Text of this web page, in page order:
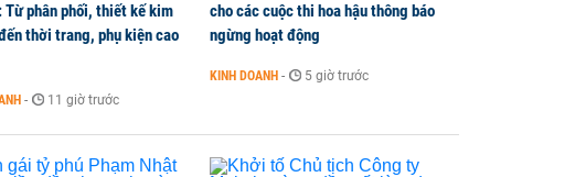
Từ phân phối, thiết kế kim
thời trang, phụ kiện cao
- 11 giờ trước
cho các cuộc thi hoa hậu thông báo
ngừng hoạt động
KINH DOANH - 5 giờ trước